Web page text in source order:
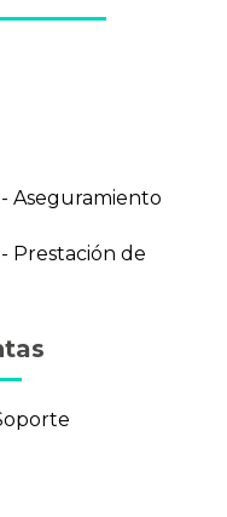
Aseguramiento
Prestación de